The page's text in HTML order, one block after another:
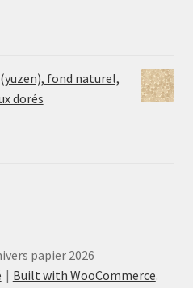
fond naturel,
dorés
papier 2026
Built with WooCommerce.